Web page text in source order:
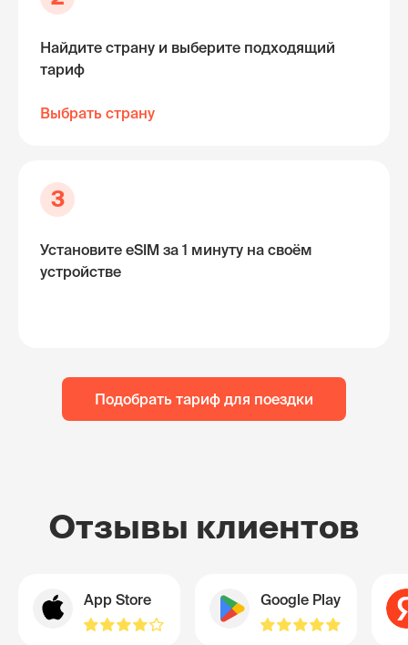
Найдите страну и выберите подходящий
тариф
Выбрать страну
3
Установите eSIM за 1 минуту на своём
устройстве
Подобрать тариф для поездки
Отзывы клиентов
App Store Google Play